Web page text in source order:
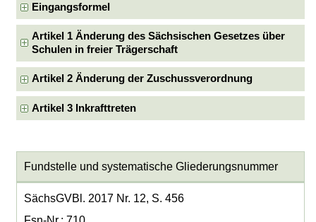
Eingangsformel
Artikel 1 Änderung des Sächsischen Gesetzes über
Schulen in freier Trägerschaft
Artikel 2 Änderung der Zuschussverordnung
Artikel 3 Inkrafttreten
Fundstelle und systematische Gliederungsnummer
SächsGVBl. 2017 Nr. 12, S. 456